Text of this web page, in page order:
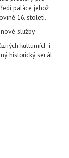
paláce jehož
16. století.
služby.
kulturních i
historický seriál